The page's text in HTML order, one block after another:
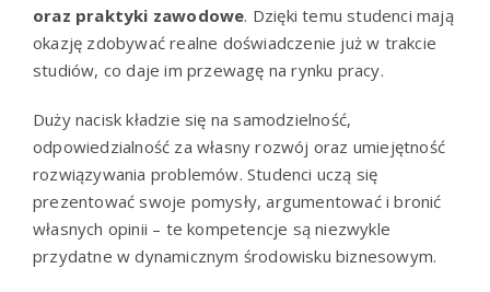
oraz praktyki zawodowe. Dzięki temu studenci mają
okazję zdobywać realne doświadczenie już w trakcie
studiów, co daje im przewagę na rynku pracy.
Duży nacisk kładzie się na samodzielność,
odpowiedzialność za własny rozwój oraz umiejętność
rozwiązywania problemów. Studenci uczą się
prezentować swoje pomysły, argumentować i bronić
własnych opinii – te kompetencje są niezwykle
przydatne w dynamicznym środowisku biznesowym.